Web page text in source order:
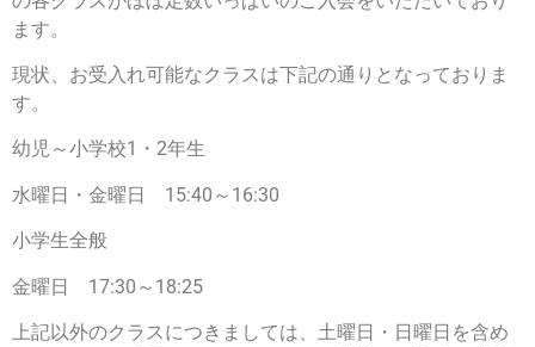
ます。
現状、お受入れ可能なクラスは下記の通りとなっておりま
す。
幼児～小学校1・2年生
水曜日・金曜日 15:40～16:30
小学生全般
金曜日 17:30～18:25
上記以外のクラスにつきましては、土曜日・日曜日を含め